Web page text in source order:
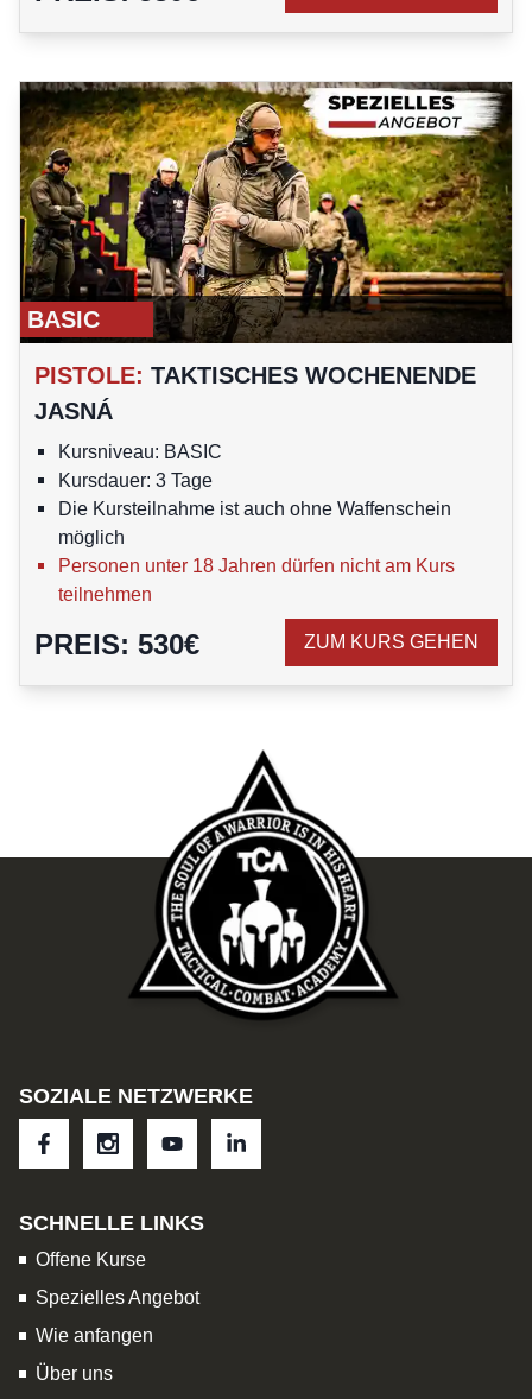
BASIC
PISTOLE: TAKTISCHES WOCHENENDE
JASNÁ
Kursniveau: BASIC
Kursdauer: 3 Tage
Die Kursteilnahme ist auch ohne Waffenschein
möglich
Personen unter 18 Jahren dürfen nicht am Kurs
teilnehmen
PREIS: 530€ ZUM KURS GEHEN
SOZIALE NETZWERKE
SCHNELLE LINKS
Offene Kurse
Spezielles Angebot
Wie anfangen
Über uns